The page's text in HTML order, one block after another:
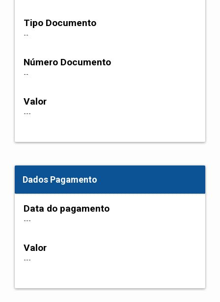
Tipo Documento
--
Número Documento
--
Valor
---
Dados Pagamento
Data do pagamento
---
Valor
---